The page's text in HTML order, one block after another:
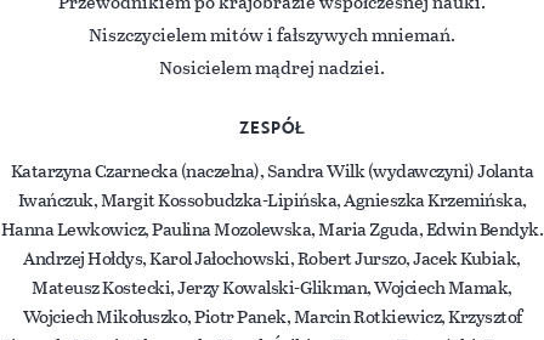
Niszczycielem mitów i fałszywych mniemań.
Nosicielem mądrej nadziei.
ZESPÓŁ
Katarzyna Czarnecka (naczelna), Sandra Wilk (wydawczyni) Jolanta
Iwańczuk, Margit Kossobudzka-Lipińska, Agnieszka Krzemińska,
Hanna Lewkowicz, Paulina Mozolewska, Maria Zguda, Edwin Bendyk.
Andrzej Hołdys, Karol Jałochowski, Robert Jurszo, Jacek Kubiak,
Mateusz Kostecki, Jerzy Kowalski-Glikman, Wojciech Mamak,
Wojciech Mikołuszko, Piotr Panek, Marcin Rotkiewicz, Krzysztof